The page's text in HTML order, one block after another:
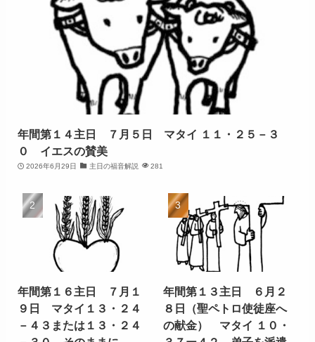
年間第１４主日 ７月５日 マタイ １１・２５－３
０ イエスの賛美
2026年6月29日 主日の福音解説 281
年間第１６主日 ７月１
９日 マタイ１３・２４
－４３または１３・２４
年間第１３主日 ６月２
８日（聖ペトロ使徒座へ
の献金） マタイ １０・